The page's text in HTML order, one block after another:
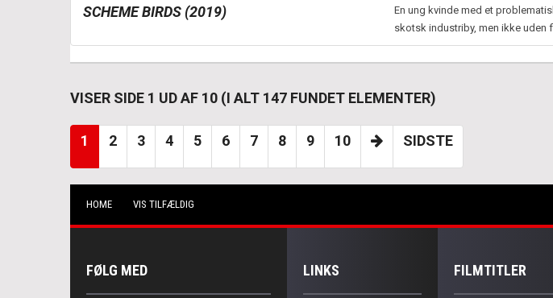
SCHEME BIRDS (2019)
En ung kvinde med et
skotsk industriby, men ikke uden
VISER SIDE 1 UD AF 10 (I ALT 147 FUNDET ELEMENTER)
1 2 3 4 5 6 7 8 9 10 SIDSTE
HOME VIS TILFÆLDIG
FØLG MED LINKS FILMTITLER